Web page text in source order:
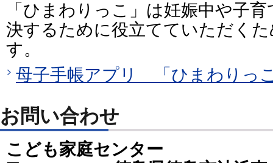
「ひまわりっこ」は妊娠中や子
決するために役立てていただく
す。
母子手帳アプリ 「ひまわりっ
お問い合わせ
こども家庭センター